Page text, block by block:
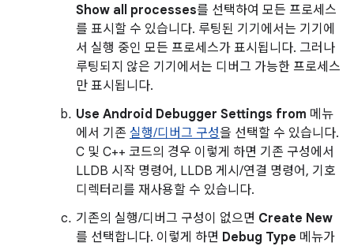
Show all processes를 선택하여 모든 프로세스
를 표시할 수 있습니다. 루팅된 기기에서는 기기에
서 실행 중인 모든 프로세스가 표시됩니다. 그러나
루팅되지 않은 기기에서는 디버그 가능한 프로세스
만 표시됩니다.
Use Android Debugger Settings from 메뉴
에서 기존 실행/디버그 구성을 선택할 수 있습니다.
C 및 C++ 코드의 경우 이렇게 하면 기존 구성에서
LLDB 시작 명령어, LLDB 게시/연결 명령어, 기호
디렉터리를 재사용할 수 있습니다.
기존의 실행/디버그 구성이 없으면 Create New
를 선택합니다. 이렇게 하면 Debug Type 메뉴가